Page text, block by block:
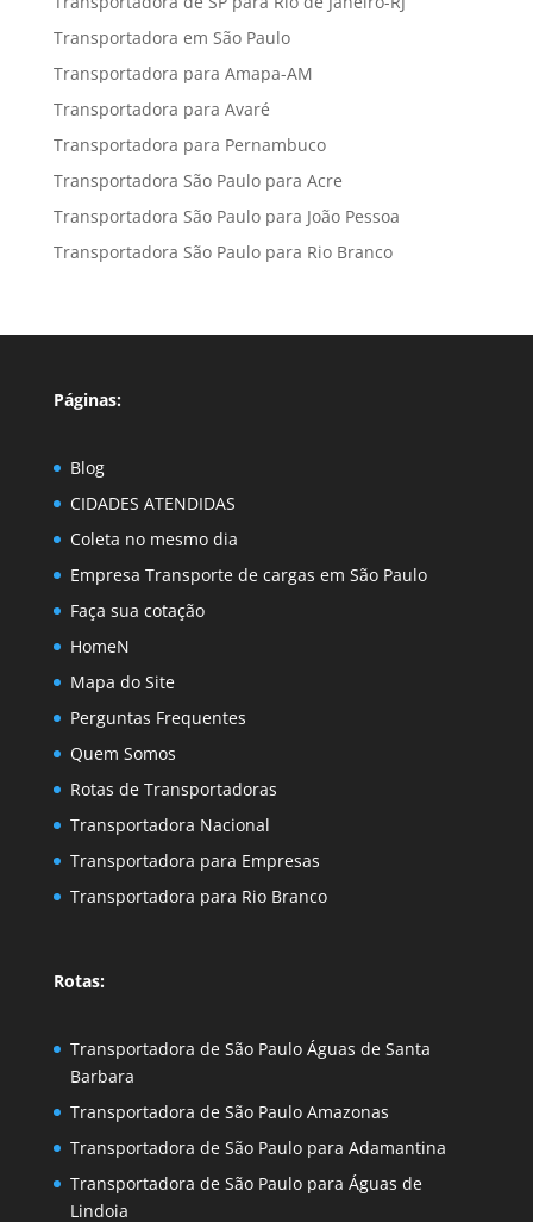
Transportadora em São Paulo
Transportadora para Amapa-AM
Transportadora para Avaré
Transportadora para Pernambuco
Transportadora São Paulo para Acre
Transportadora São Paulo para João Pessoa
Transportadora São Paulo para Rio Branco
Páginas:
Blog
CIDADES ATENDIDAS
Coleta no mesmo dia
Empresa Transporte de cargas em São Paulo
Faça sua cotação
HomeN
Mapa do Site
Perguntas Frequentes
Quem Somos
Rotas de Transportadoras
Transportadora Nacional
Transportadora para Empresas
Transportadora para Rio Branco
Rotas:
Transportadora de São Paulo Águas de Santa
Barbara
Transportadora de São Paulo Amazonas
Transportadora de São Paulo para Adamantina
Transportadora de São Paulo para Águas de
Lindoia